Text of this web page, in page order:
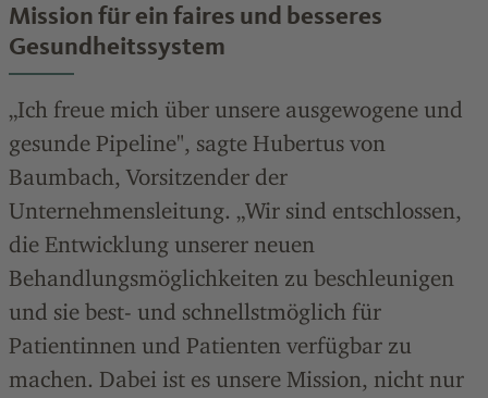
Mission für ein faires und besseres
Gesundheitssystem
„Ich freue mich über unsere ausgewogene und
gesunde Pipeline", sagte Hubertus von
Baumbach, Vorsitzender der
Unternehmensleitung. „Wir sind entschlossen,
die Entwicklung unserer neuen
Behandlungsmöglichkeiten zu beschleunigen
und sie best- und schnellstmöglich für
Patientinnen und Patienten verfügbar zu
machen. Dabei ist es unsere Mission, nicht nur